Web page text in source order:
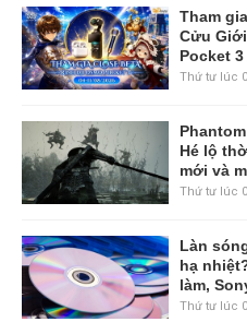
Tham
Cửu
Pocket
Thứ tư lúc
Hé lộ
mới và
Thứ tư lúc
Làn
hạ
làm,
Thứ tư lúc